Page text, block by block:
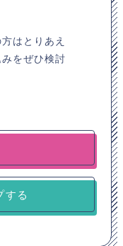
はとりあえ
をぜひ検討
する